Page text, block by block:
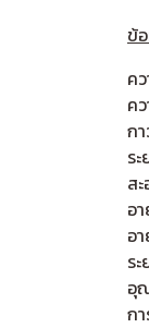
ข้
ค
ค
ก
ร
ส
อ
อ
ร
อุ
ก